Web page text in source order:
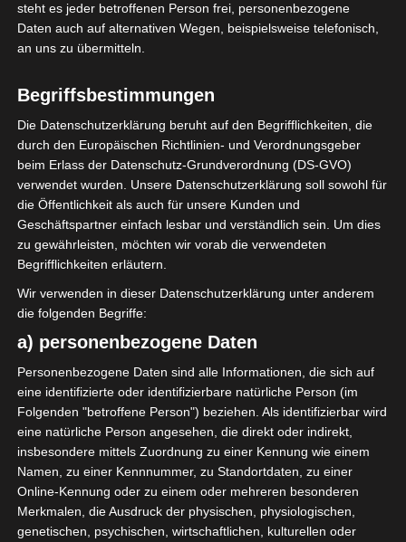
Sie befinden sich hier:Startseite» Stade Gabèsien
(SG) – Union Sportive de Ksour Essef (USKE)
5 Okt. 2025
Meisterschaft Tunesien 2025/2026 - Ligue 2
- Ligue 2 - Gruppe B
Halbzeit: -
Stade Gabèsien
(SG) 0
Union Sportive de
Ksour Essef
(USKE) 0
steht es jeder betroffenen Person frei, personenbezogene
Daten auch auf alternativen Wegen, beispielsweise telefonisch,
an uns zu übermitteln.
Begriffsbestimmungen
Die Datenschutzerklärung beruht auf den Begrifflichkeiten, die
durch den Europäischen Richtlinien- und Verordnungsgeber
beim Erlass der Datenschutz-Grundverordnung (DS-GVO)
verwendet wurden. Unsere Datenschutzerklärung soll sowohl für
die Öffentlichkeit als auch für unsere Kunden und
Geschäftspartner einfach lesbar und verständlich sein. Um dies
zu gewährleisten, möchten wir vorab die verwendeten
Begrifflichkeiten erläutern.
Wir verwenden in dieser Datenschutzerklärung unter anderem
die folgenden Begriffe:
a) personenbezogene Daten
Personenbezogene Daten sind alle Informationen, die sich auf
eine identifizierte oder identifizierbare natürliche Person (im
Folgenden "betroffene Person") beziehen. Als identifizierbar wird
eine natürliche Person angesehen, die direkt oder indirekt,
insbesondere mittels Zuordnung zu einer Kennung wie einem
Namen, zu einer Kennnummer, zu Standortdaten, zu einer
Online-Kennung oder zu einem oder mehreren besonderen
Merkmalen, die Ausdruck der physischen, physiologischen,
genetischen, psychischen, wirtschaftlichen, kulturellen oder